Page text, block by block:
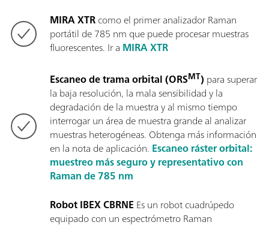
MIRA XTRcomo el primer analizador Raman
portátil de 785 nm que puede procesar muestras
fluorescentes. Ir a MIRA XTR
Escaneo de trama orbital (ORSMT) para superar
la baja resolución, la mala sensibilidad y la
degradación de la muestra y al mismo tiempo
interrogar un área de muestra grande al analizar
muestras heterogéneas. Obtenga más información
en la nota de aplicación. Escaneo ráster orbital:
muestreo más seguro y representativo con
Raman de 785 nm
Robot IBEX CBRNE Es un robot cuadrúpedo
equipado con un espectrómetro Raman